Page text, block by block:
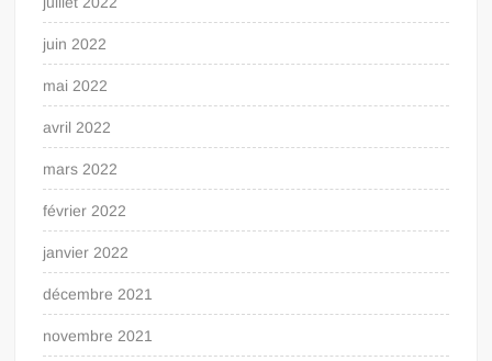
juin 2022
mai 2022
avril 2022
mars 2022
février 2022
janvier 2022
décembre 2021
novembre 2021